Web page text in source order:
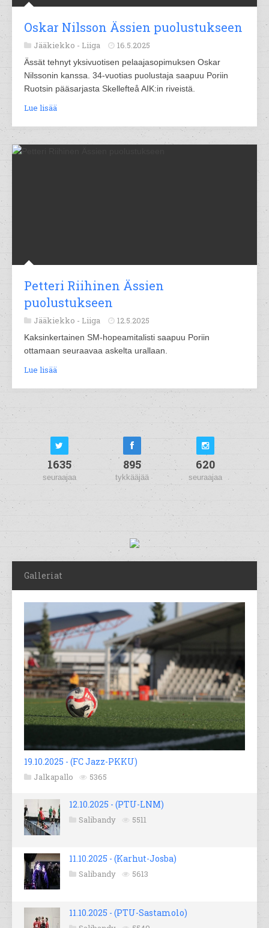
Oskar Nilsson Ässien puolustukseen
Jääkiekko - Liiga 16.5.2025
Ässät tehnyt yksivuotisen pelaajasopimuksen Oskar
Nilssonin kanssa. 34-vuotias puolustaja saapuu Poriin
Ruotsin pääsarjasta Skellefteå AIK:in riveistä.
Lue lisää
Petteri Riihinen Ässien
puolustukseen
Jääkiekko - Liiga 12.5.2025
Kaksinkertainen SM-hopeamitalisti saapuu Poriin
ottamaan seuraavaa askelta urallaan.
Lue lisää
1635
seuraajaa
895
tykkääjää
620
seuraajaa
Galleriat
19.10.2025 - (FC Jazz-PKKU)
Jalkapallo 5365
12.10.2025 - (PTU-LNM)
Salibandy 5511
11.10.2025 - (Karhut-Josba)
Salibandy 5613
11.10.2025 - (PTU-Sastamolo)